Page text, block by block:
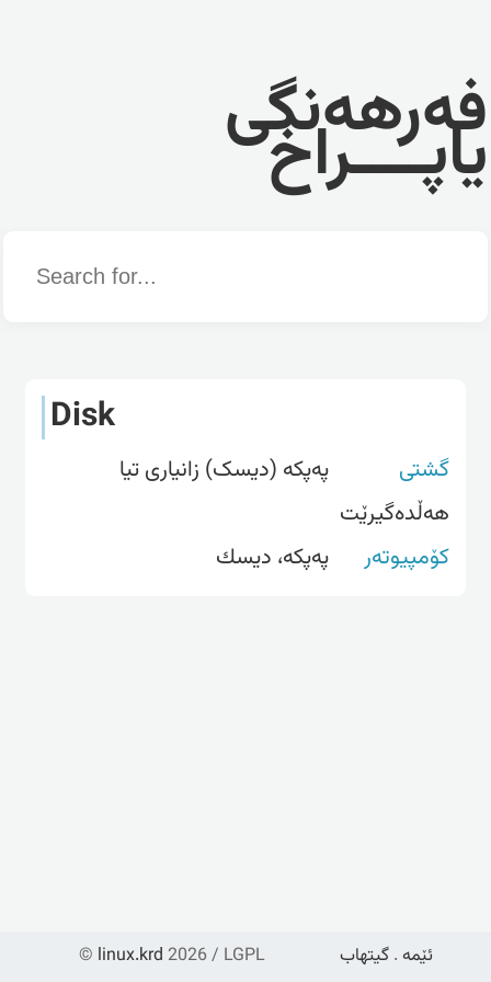
فەرهەنگی
یاپــــراخ
Word
Disk
گشتی
پەپکە (دیسک) زانیاری تیا
هەڵدەگیرێت
کۆمپیوتەر
په‌پكه‌، دیسك
© linux.krd 2026 / LGPL ئێمە . گیتهاب